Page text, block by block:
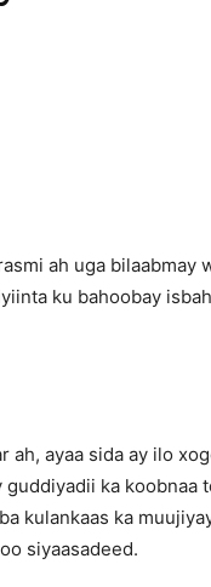
ah uga bilaabmay
ku bahoobay
ah, ayaa sida ay ilo
ka koobnaa
kulankaas ka
siyaasadeed.